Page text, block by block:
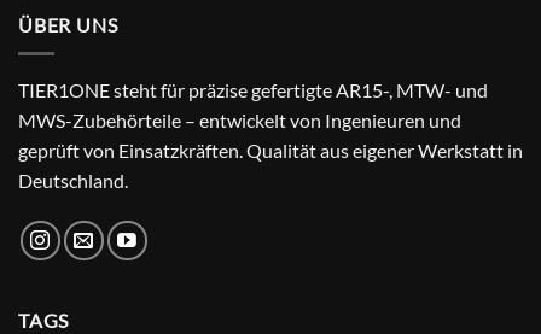
ÜBER UNS
TIER1ONE steht für präzise gefertigte AR15-, MTW- und
MWS-Zubehörteile – entwickelt von Ingenieuren und
geprüft von Einsatzkräften. Qualität aus eigener Werkstatt in
Deutschland.
TAGS